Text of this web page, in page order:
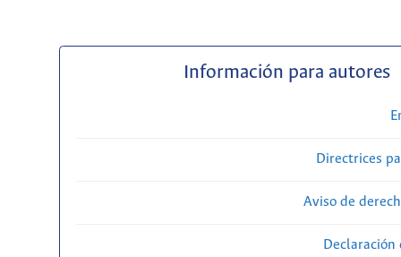
Información para autores
Directrices
Aviso de